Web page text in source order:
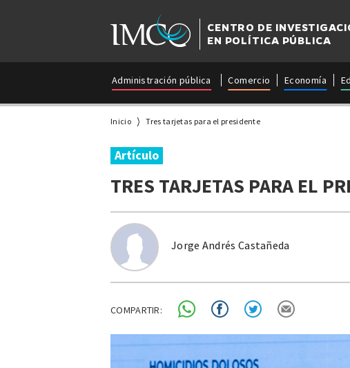
CENTRO DE
EN POLÍTICA PÚBLICA
Administración pública Comercio Economía
Inicio Tres tarjetas para el presidente
Artículo
TRES TARJETAS PARA EL
Jorge Andrés Castañeda
COMPARTIR: